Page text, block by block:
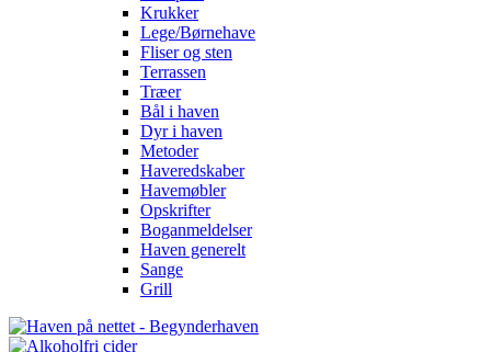
Krukker
Lege/Børnehave
Fliser og sten
Terrassen
Træer
Bål i haven
Dyr i haven
Metoder
Haveredskaber
Havemøbler
Opskrifter
Boganmeldelser
Haven generelt
Sange
Grill